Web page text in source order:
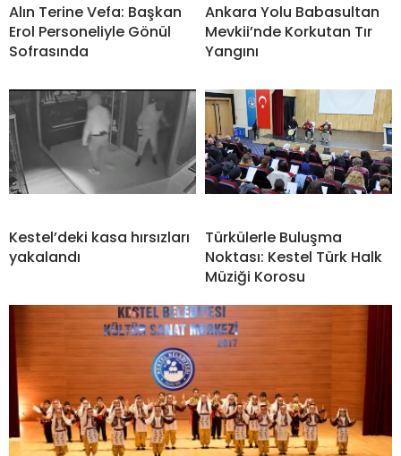
Alın Terine Vefa: Başkan
Erol Personeliyle Gönül
Sofrasında
Ankara Yolu Babasultan
Mevkii’nde Korkutan Tır
Yangını
Kestel’deki kasa hırsızları
yakalandı
Türkülerle Buluşma
Noktası: Kestel Türk Halk
Müziği Korosu